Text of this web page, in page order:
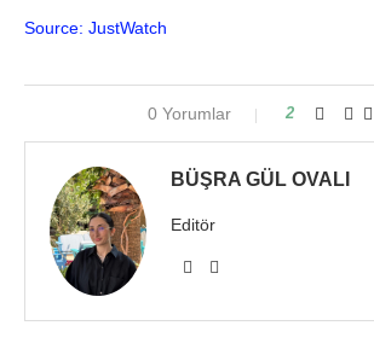
Source: JustWatch
0 Yorumlar 2
BÜŞRA GÜL OVALI
Editör